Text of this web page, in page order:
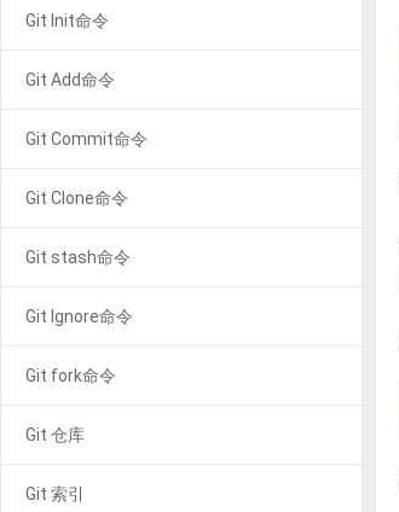
Git Init命令
Git Add命令
Git Commit命令
Git Clone命令
Git stash命令
Git Ignore命令
Git fork命令
Git 仓库
Git 索引